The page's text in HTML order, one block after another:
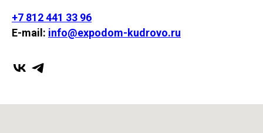
+7 812 441 33 96
E-mail: info@expodom-kudrovo.ru